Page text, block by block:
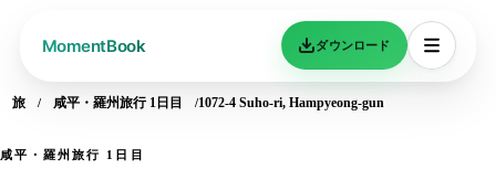
ダウンロード
旅 咸平・羅州旅行 1日目 1072-4 Suho-ri, Hampyeong-gun
咸平・羅州旅行 1日目